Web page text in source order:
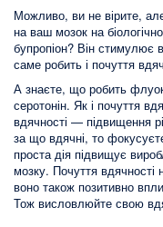
Можливо, ви не вірите,
на ваш мозок на
бупропіон? Він стимулює
саме робить і почуття
А знаєте, що робить
серотонін. Як і почуття
вдячності — підвищення
за що вдячні, то
проста дія підвищує
мозку. Почуття
воно також позитивно
Тож висловлюйте свою